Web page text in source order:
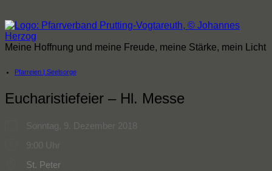
Inhalt
springen
Meine Hoffnung und meine Freude, meine Stärke, mein Licht
Pfarreien | Seelsorge
Eucharistiefeier – Hl. Messe
Sonntag, 9. Dezember 2018
9:00 Uhr
St. Peter